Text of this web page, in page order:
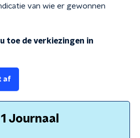
van wie er gewonnen
toe de verkiezingen in
af
Journaal